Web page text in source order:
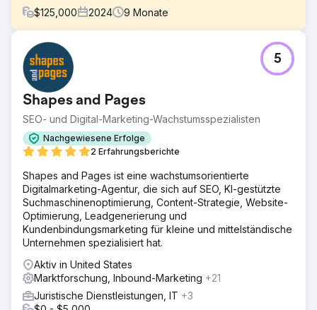
$125,000 2024 9 Monate
Herausforderung
Perfect Afternoon hat eine Reisewebsite neu gestaltet,
um die technischen SEO-Anforderungen zu erfüllen und
Leistung und Sichtbarkeit zu verbessern. Sie haben
zielgerichtete Landingpages erstellt, diese mit einer
strategischen bezahlten Anzeigenkampagne verknüpft
und durch die Steigerung des verdienten, organischen
Traffics und der Conversions erhebliche Erfolge erzielt.
Wir haben eine umfassende Site-Prüfung durchgeführt,
technische Probleme identifiziert und Korrekturen
implementiert. Wir haben die Site-Geschwindigkeit,
Leistung und mobile UX verglichen und gezielte
Verbesserungen vorgenommen. Diese Bemühungen
führten zu einer durchschnittlichen Steigerung der
Conversions um 29 % und zeigten die Wirksamkeit
unserer Optimierungen.
Ergebnis
Die reiseorientierte Buchungsseite erreichte durch
Shapes and Pages
SEO- und Digital-Marketing-Wachstumsspezialisten
Nachgewiesene Erfolge
2 Erfahrungsberichte
5
Shapes and Pages ist eine wachstumsorientierte
Digitalmarketing-Agentur, die sich auf SEO, KI-gestützte
Suchmaschinenoptimierung, Content-Strategie, Website-
Optimierung, Leadgenerierung und
Kundenbindungsmarketing für kleine und mittelständische
Unternehmen spezialisiert hat.
Aktiv in United States
Marktforschung, Inbound-Marketing +21
Juristische Dienstleistungen, IT +3